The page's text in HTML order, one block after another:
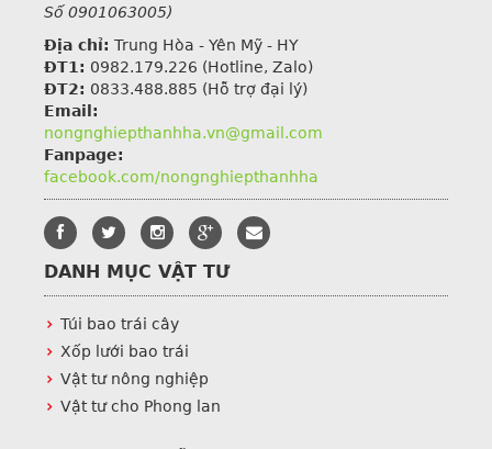
Số 0901063005)
Địa chỉ: Trung Hòa - Yên Mỹ - HY
ĐT1: 0982.179.226 (Hotline, Zalo)
ĐT2: 0833.488.885 (Hỗ trợ đại lý)
Email:
nongnghiepthanhha.vn@gmail.com
Fanpage:
facebook.com/nongnghiepthanhha
DANH MỤC VẬT TƯ
Túi bao trái cây
Xốp lưới bao trái
Vật tư nông nghiệp
Vật tư cho Phong lan